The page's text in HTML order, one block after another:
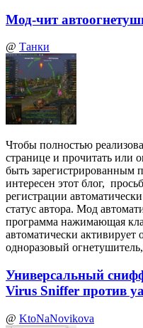
Мод-чит
@ Танки
Чтобы полностью
странице и прочитать или
быть зарегистрированным
интересен этот блог,
регистрации
статус автора. Мод
программа нажимающая
автоматически
одноразовый
Универсальный
Virus Sniffer против
@ KtoNaNovikova